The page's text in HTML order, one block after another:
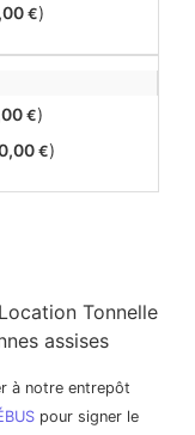
€)
€)
€)
Tonnelle
assises
à notre entrepôt
pour signer le